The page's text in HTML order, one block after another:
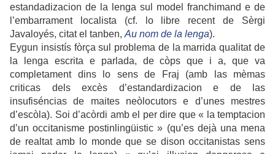
estandadizacion de la lenga sul model franchimand e de
l’embarrament localista (cf. lo libre recent de Sèrgi
Javaloyés, citat el tanben, Au nom de la lenga).
Eygun insistís fòrça sul problema de la marrida qualitat de
la lenga escrita e parlada, de còps que i a, que va
completament dins lo sens de Fraj (amb las mèmas
criticas dels excès d’estandardizacion e de las
insufiséncias de maites neòlocutors e d’unes mestres
d’escòla). Soi d’acòrdi amb el per dire que « la temptacion
d’un occitanisme postinlingüistic » (qu’es dejà una mena
de realtat amb lo monde que se dison occitanistas sens